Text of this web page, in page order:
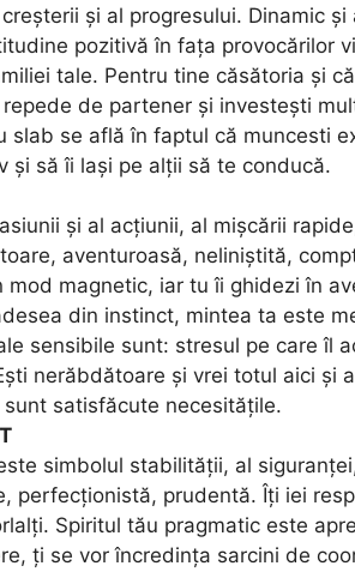
și al progresului. Dinamic
pozitivă în fața provocărilor
tale. Pentru tine căsătoria și
de partener și investești
slab se află în faptul că muncesti
și să îi lași pe alții să te conducă.
și al acțiunii, al mișcării
aventuroasă, neliniștită,
mod magnetic, iar tu îi ghidezi în
din instinct, mintea ta este
sensibile sunt: stresul pe care îl
nerăbdătoare și vrei totul aici și
satisfăcute necesitățile.
simbolul stabilității, al
perfecționistă, prudentă. Îți iei
Spiritul tău pragmatic este
ți se vor încredința sarcini de